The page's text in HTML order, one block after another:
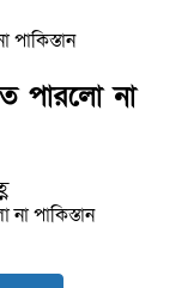
পারলো না